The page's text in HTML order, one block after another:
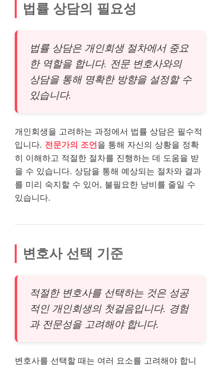
법률 상담의 필요성
법률 상담은 개인회생 절차에서 중요
한 역할을 합니다. 전문 변호사와의
상담을 통해 명확한 방향을 설정할 수
있습니다.
개인회생을 고려하는 과정에서 법률 상담은 필수적
입니다. 전문가의 조언을 통해 자신의 상황을 정확
히 이해하고 적절한 절차를 진행하는 데 도움을 받
을 수 있습니다. 상담을 통해 예상되는 절차와 결과
를 미리 숙지할 수 있어, 불필요한 낭비를 줄일 수
있습니다.
변호사 선택 기준
적절한 변호사를 선택하는 것은 성공
적인 개인회생의 첫걸음입니다. 경험
과 전문성을 고려해야 합니다.
변호사를 선택할 때는 여러 요소를 고려해야 합니